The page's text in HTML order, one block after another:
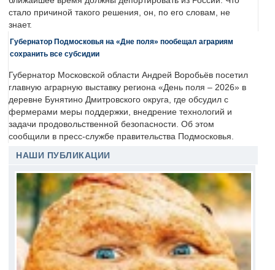
стало причиной такого решения, он, по его словам, не
знает.
Губернатор Подмосковья на «Дне поля» пообещал аграриям
сохранить все субсидии
Губернатор Московской области Андрей Воробьёв посетил
главную аграрную выставку региона «День поля – 2026» в
деревне Бунятино Дмитровского округа, где обсудил с
фермерами меры поддержки, внедрение технологий и
задачи продовольственной безопасности. Об этом
сообщили в пресс-службе правительства Подмосковья.
НАШИ ПУБЛИКАЦИИ